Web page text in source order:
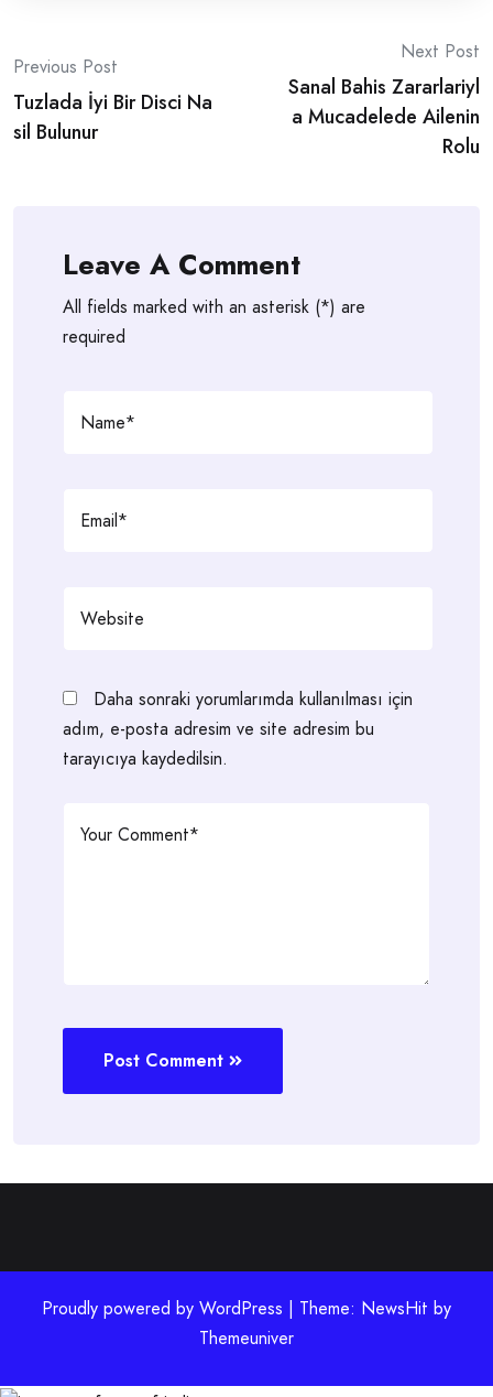
Post
navigation
Previous Post
Tuzlada İyi Bir Disci Na
sil Bulunur
Next Post
Sanal Bahis Zararlariyl
a Mucadelede Ailenin
Rolu
Leave A Comment
All fields marked with an asterisk (*) are
required
Daha sonraki yorumlarımda kullanılması için
adım, e-posta adresim ve site adresim bu
tarayıcıya kaydedilsin.
Post Comment
Proudly powered by WordPress | Theme: NewsHit by
Themeuniver